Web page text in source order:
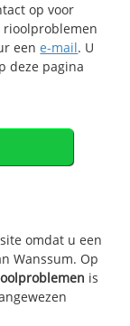
op voor
eene-mail. U
deze pagina
omdat u een
Wanssum. Op
is